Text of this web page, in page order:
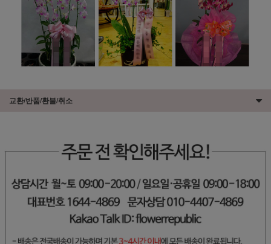
교환/반품/환불/취소